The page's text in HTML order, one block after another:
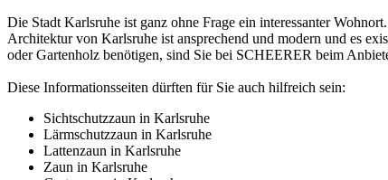
Die Stadt Karlsruhe ist ganz ohne Frage ein interessanter
Architektur von Karlsruhe ist ansprechend und modern und es
oder Gartenholz benötigen, sind Sie bei SCHEERER beim
Diese Informationsseiten dürften für Sie auch hilfreich sein:
Sichtschutzzaun in Karlsruhe
Lärmschutzzaun in Karlsruhe
Lattenzaun in Karlsruhe
Zaun in Karlsruhe